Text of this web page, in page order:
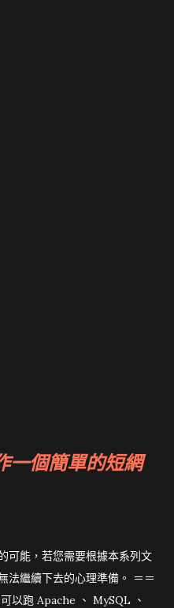
一個簡單的短網
可能，若您需要根據本系列文
法繼續下去的心理準備。 ＝＝
以跑 Apache 、 MySQL 、